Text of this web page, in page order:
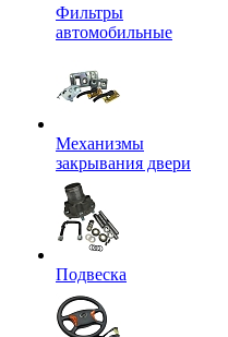
Фильтры
автомобильные
Механизмы
закрывания двери
Подвеска